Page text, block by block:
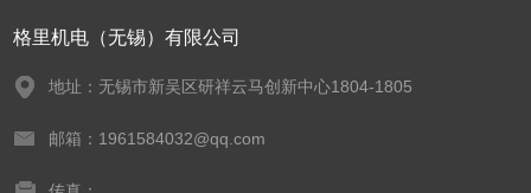
格里机电（无锡）有限公司
地址：无锡市新吴区研祥云马创新中心1804-1805
邮箱：1961584032@qq.com